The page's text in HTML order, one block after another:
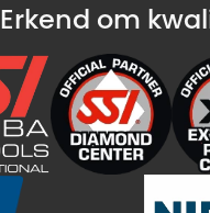
Erkend om